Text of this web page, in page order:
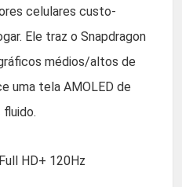
celulares custo-
Ele traz o Snapdragon
médios/altos de
uma tela AMOLED de
HD+ 120Hz